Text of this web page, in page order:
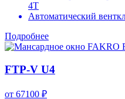
4T
Автоматический
Подробнее
FTP-V U4
от 67100 ₽